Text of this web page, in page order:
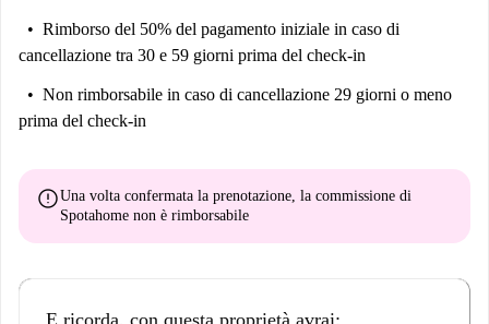
Rimborso del 50% del pagamento iniziale in caso di
cancellazione tra 30 e 59 giorni prima del check-in
Non rimborsabile in caso di cancellazione 29 giorni o meno
prima del check-in
errorUna volta confermata la prenotazione, la commissione di
Spotahome non è rimborsabile
E ricorda, con questa proprietà avrai: